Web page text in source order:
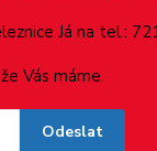
Já na tel.:
Vás máme.
Odeslat